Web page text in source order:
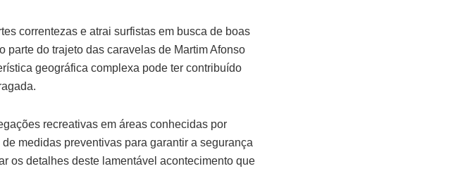
correntezas e atrai surfistas em busca de boas
do trajeto das caravelas de Martim Afonso
geográfica complexa pode ter contribuído
recreativas em áreas conhecidas por
medidas preventivas para garantir a segurança
os detalhes deste lamentável acontecimento que